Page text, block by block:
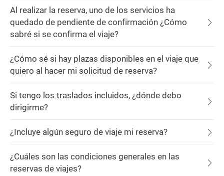
Al realizar la reserva, uno de los servicios ha
quedado de pendiente de confirmación ¿Cómo
sabré si se confirma el viaje?
¿Cómo sé si hay plazas disponibles en el viaje que
quiero al hacer mi solicitud de reserva?
Si tengo los traslados incluidos, ¿dónde debo
dirigirme?
¿Incluye algún seguro de viaje mi reserva?
¿Cuáles son las condiciones generales en las
reservas de viajes?